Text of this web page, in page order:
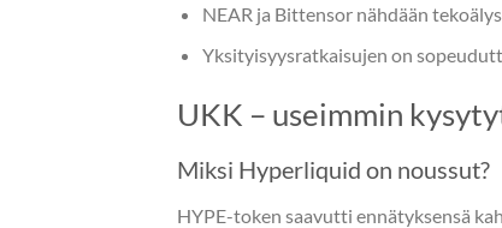
NEAR ja Bittensor nähdään
Yksityisyysratkaisujen on
UKK – useimmin
Miksi Hyperliquid on noussut?
HYPE-token saavutti ennätyksensä